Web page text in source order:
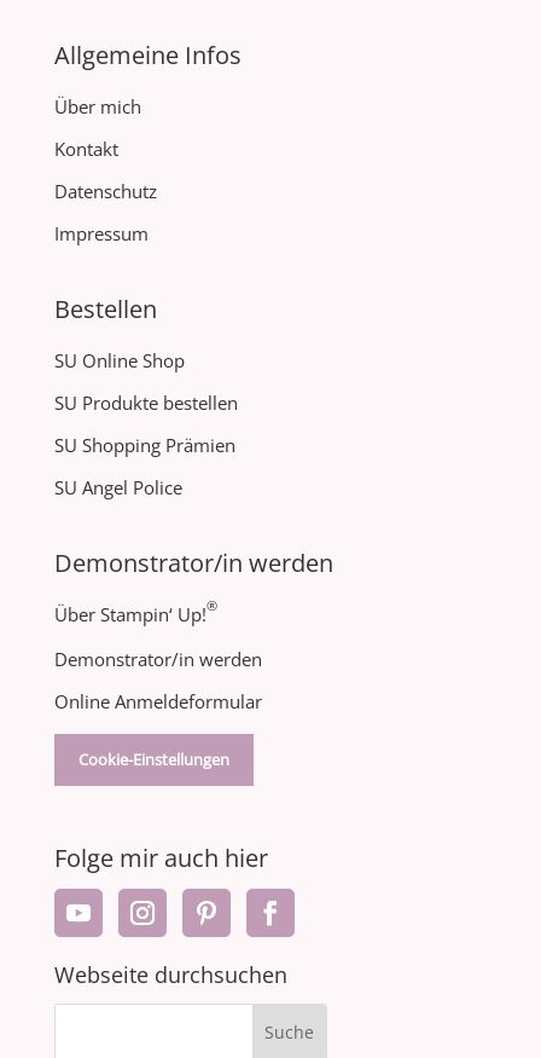
Allgemeine Infos
Über mich
Kontakt
Datenschutz
Impressum
Bestellen
SU Online Shop
SU Produkte bestellen
SU Shopping Prämien
SU Angel Police
Demonstrator/in werden
Über Stampin‘ Up!®
Demonstrator/in werden
Online Anmeldeformular
Cookie-Einstellungen
Folge mir auch hier
Webseite durchsuchen